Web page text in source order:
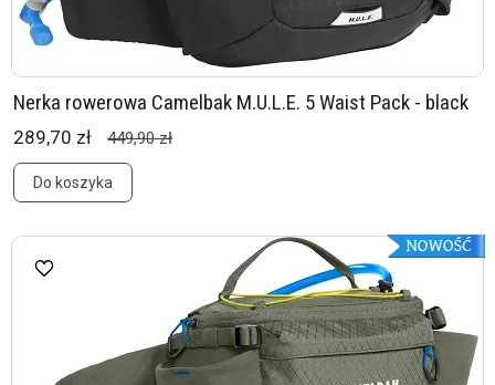
Nerka rowerowa Camelbak M.U.L.E. 5 Waist Pack - black
289,70 zł 449,90 zł
Do koszyka